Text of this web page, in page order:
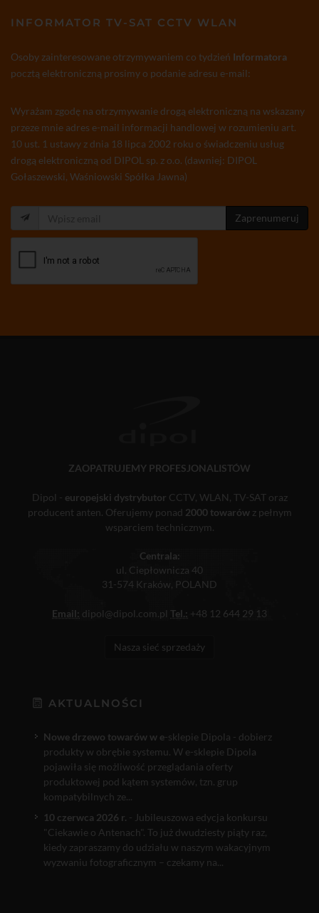
INFORMATOR TV-SAT CCTV WLAN
Osoby zainteresowane otrzymywaniem co tydzień Informatora
pocztą elektroniczną prosimy o podanie adresu e-mail:
Wyrażam zgodę na otrzymywanie drogą elektroniczną na wskazany
przeze mnie adres e-mail informacji handlowej w rozumieniu art.
10 ust. 1 ustawy z dnia 18 lipca 2002 roku o świadczeniu usług
drogą elektroniczną od DIPOL sp. z o.o. (dawniej: DIPOL
Gołaszewski, Waśniowski Spółka Jawna)
Zaprenumeruj
ZAOPATRUJEMY PROFESJONALISTÓW
Dipol - europejski dystrybutor CCTV, WLAN, TV-SAT oraz
producent anten. Oferujemy ponad 2000 towarówz pełnym
wsparciem technicznym.
Centrala:
ul. Ciepłownicza 40
31-574 Kraków, POLAND
Email: dipol@dipol.com.pl Tel.: +48 12 644 29 13
Nasza sieć sprzedaży
AKTUALNOŚCI
Nowe drzewo towarów w e-sklepie Dipola - dobierz
produkty w obrębie systemu. W e-sklepie Dipola
pojawiła się możliwość przeglądania oferty
produktowej pod kątem systemów, tzn. grup
kompatybilnych ze...
10 czerwca 2026 r. - Jubileuszowa edycja konkursu
"Ciekawie o Antenach". To już dwudziesty piąty raz,
kiedy zapraszamy do udziału w naszym wakacyjnym
wyzwaniu fotograficznym – czekamy na...